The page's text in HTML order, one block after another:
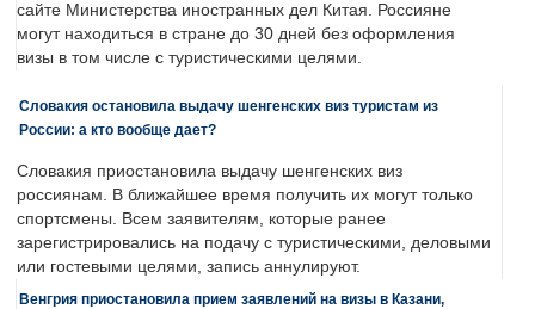
сайте Министерства иностранных дел Китая. Россияне
могут находиться в стране до 30 дней без оформления
визы в том числе с туристическими целями.
Словакия остановила выдачу шенгенских виз туристам из
России: а кто вообще дает?
Словакия приостановила выдачу шенгенских виз
россиянам. В ближайшее время получить их могут только
спортсмены. Всем заявителям, которые ранее
зарегистрировались на подачу с туристическими, деловыми
или гостевыми целями, запись аннулируют.
Венгрия приостановила прием заявлений на визы в Казани,